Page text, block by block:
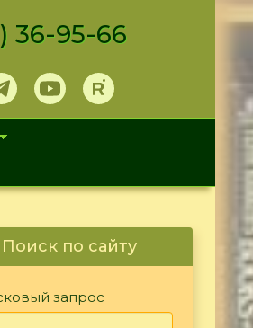
36-95-66
Поиск по сайту
запрос